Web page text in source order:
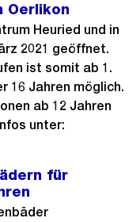
Oerlikon
Heuried und in
2021 geöffnet.
ist somit ab 1.
16 Jahren möglich.
ab 12 Jahren
unter:
für